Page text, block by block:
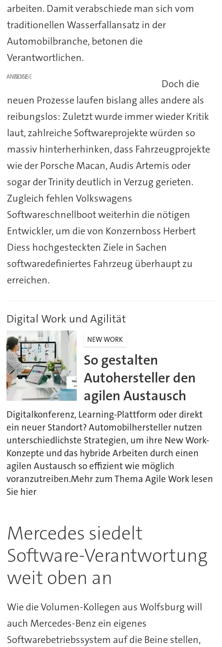
arbeiten. Damit verabschiede man sich vom
traditionellen Wasserfallansatz in der
Automobilbranche, betonen die
Verantwortlichen.
ANZEIGE
Doch die
neuen Prozesse laufen bislang alles andere als
reibungslos: Zuletzt wurde immer wieder Kritik
laut, zahlreiche Softwareprojekte würden so
massiv hinterherhinken, dass Fahrzeugprojekte
wie der Porsche Macan, Audis Artemis oder
sogar der Trinity deutlich in Verzug gerieten.
Zugleich fehlen Volkswagens
Softwareschnellboot weiterhin die nötigen
Entwickler, um die von Konzernboss Herbert
Diess hochgesteckten Ziele in Sachen
softwaredefiniertes Fahrzeug überhaupt zu
erreichen.
Digital Work und Agilität
NEW WORK
So gestalten
Autohersteller den
agilen Austausch
Digitalkonferenz, Learning-Plattform oder direkt
ein neuer Standort? Automobilhersteller nutzen
unterschiedlichste Strategien, um ihre New Work-
Konzepte und das hybride Arbeiten durch einen
agilen Austausch so effizient wie möglich
voranzutreiben.Mehr zum Thema Agile Work lesen
Sie hier
Mercedes siedelt
Software-Verantwortung
weit oben an
Wie die Volumen-Kollegen aus Wolfsburg will
auch Mercedes-Benz ein eigenes
Softwarebetriebssystem auf die Beine stellen,